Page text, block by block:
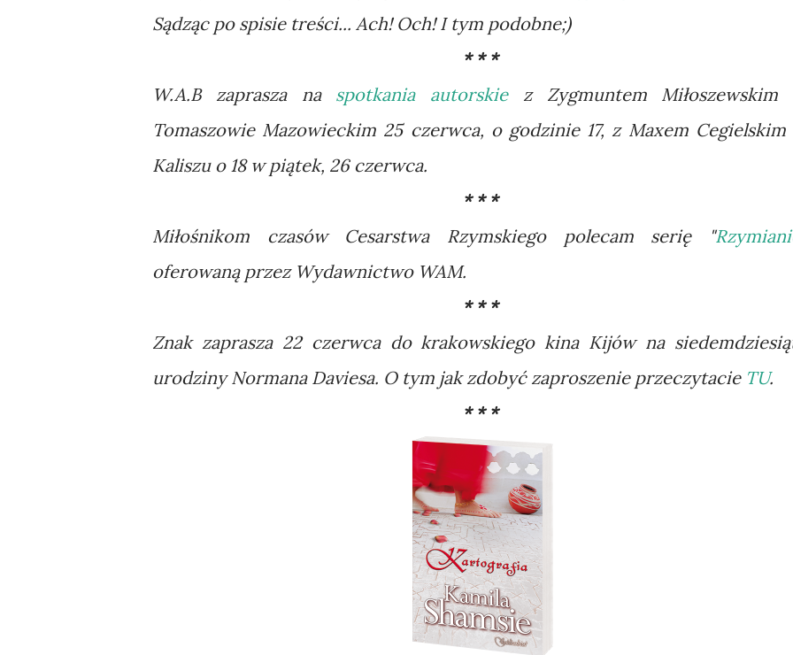
Sądząc po spisie treści... Ach! Och! I tym podobne;)
* * *
W.A.B zaprasza na spotkania autorskiez Zygmuntem Miłoszewskim
Tomaszowie Mazowieckim 25 czerwca, o godzinie 17, z Maxem Cegielskim
Kaliszu o 18 w piątek, 26 czerwca.
* * *
Miłośnikom czasów Cesarstwa Rzymskiego polecam serię "
oferowaną przez Wydawnictwo WAM.
* * *
Znak zaprasza 22 czerwca do krakowskiego kina Kijów na
urodziny Normana Daviesa. O tym jak zdobyć zaproszenie przeczytacie TU.
* * *